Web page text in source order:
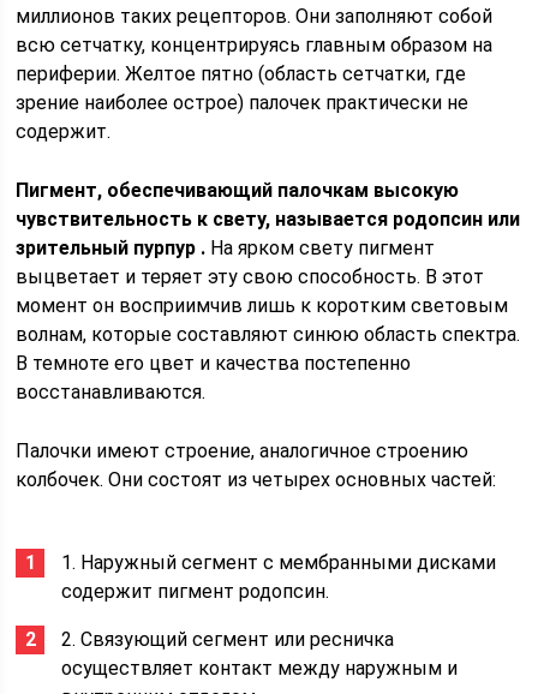
миллионов таких рецепторов. Они заполняют собой
всю сетчатку, концентрируясь главным образом на
периферии. Желтое пятно (область сетчатки, где
зрение наиболее острое) палочек практически не
содержит.
Пигмент, обеспечивающий палочкам высокую
чувствительность к свету, называется родопсин или
зрительный пурпур . На ярком свету пигмент
выцветает и теряет эту свою способность. В этот
момент он восприимчив лишь к коротким световым
волнам, которые составляют синюю область спектра.
В темноте его цвет и качества постепенно
восстанавливаются.
Палочки имеют строение, аналогичное строению
колбочек. Они состоят из четырех основных частей:
1. Наружный сегмент с мембранными дисками
содержит пигмент родопсин.
2. Связующий сегмент или ресничка
осуществляет контакт между наружным и